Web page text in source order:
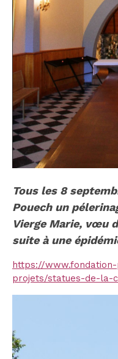
Tous les 8
Pouech un
Vierge Marie, vœu
suite à une
https://
projets/statues-de-la-